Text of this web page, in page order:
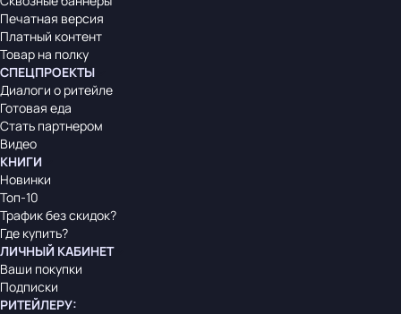
Печатная версия
Платный контент
Товар на полку
СПЕЦПРОЕКТЫ
Диалоги о ритейле
Готовая еда
Стать партнером
Видео
КНИГИ
Новинки
Топ-10
Трафик без скидок?
Где купить?
ЛИЧНЫЙ КАБИНЕТ
Ваши покупки
Подписки
РИТЕЙЛЕРУ: